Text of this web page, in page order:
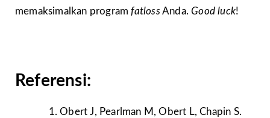
memaksimalkan programfatlossAnda.Good luck!
Referensi:
Obert J, Pearlman M, Obert L, Chapin S.